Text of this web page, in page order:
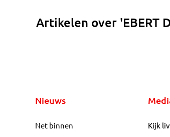
Artikelen over 'EBERT
Nieuws
Net binnen Kijk